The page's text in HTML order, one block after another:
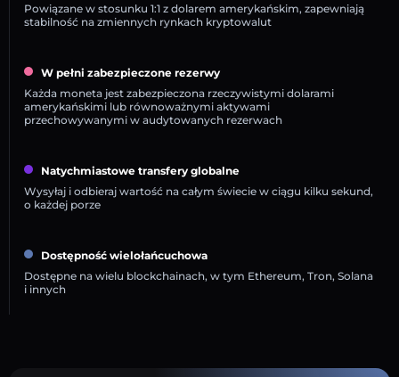
Powiązane w stosunku 1:1 z dolarem amerykańskim, zapewniają
stabilność na zmiennych rynkach kryptowalut
W pełni zabezpieczone rezerwy
Każda moneta jest zabezpieczona rzeczywistymi dolarami
amerykańskimi lub równoważnymi aktywami
przechowywanymi w audytowanych rezerwach
Natychmiastowe transfery globalne
Wysyłaj i odbieraj wartość na całym świecie w ciągu kilku sekund,
o każdej porze
Dostępność wielołańcuchowa
Dostępne na wielu blockchainach, w tym Ethereum, Tron, Solana
i innych